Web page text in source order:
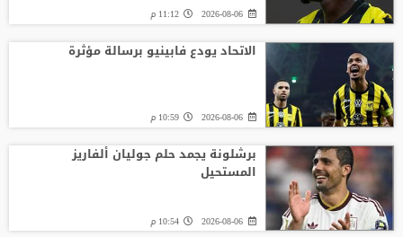
2026-08-06 11:12 م
الاتحاد يودع فابينيو برسالة مؤثرة
2026-08-06 10:59 م
برشلونة يجمد حلم جوليان ألفاريز
المستحيل
2026-08-06 10:54 م